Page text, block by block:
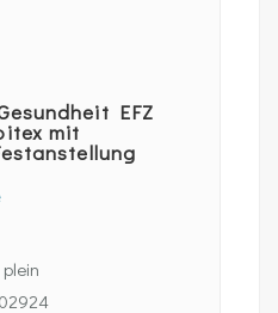
EFZ
mit